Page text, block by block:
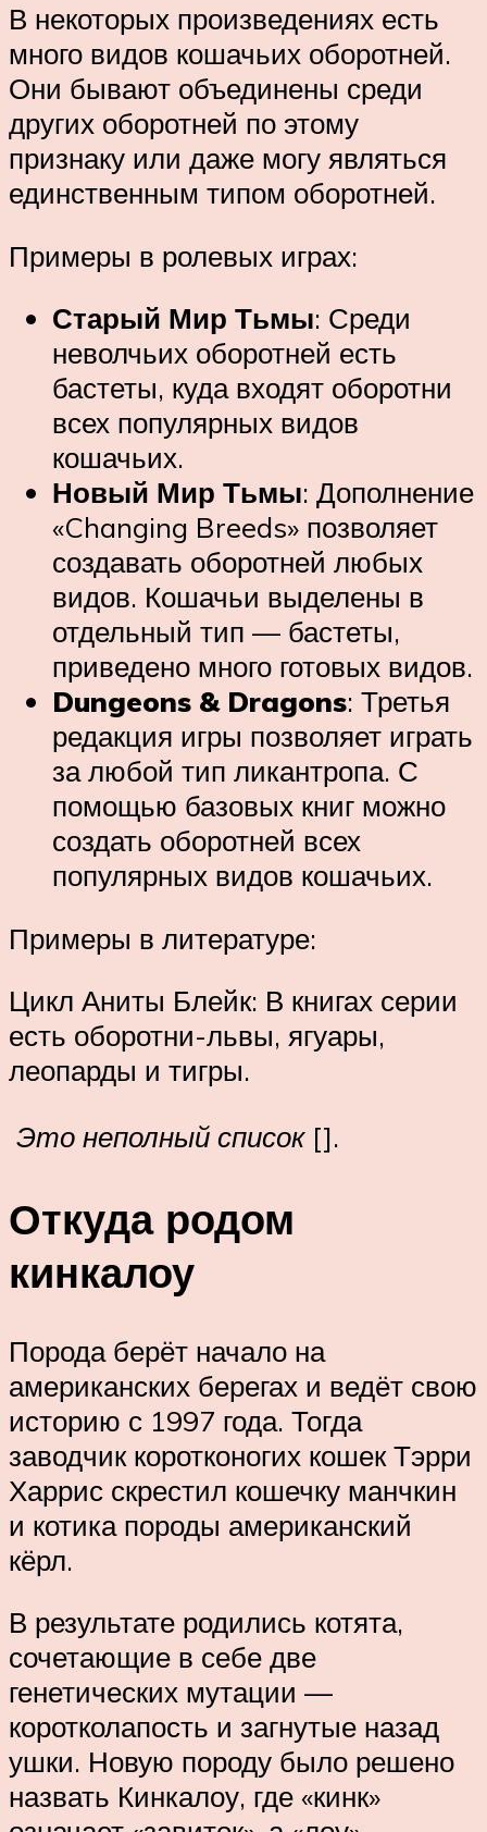
В некоторых произведениях есть
много видов кошачьих оборотней.
Они бывают объединены среди
других оборотней по этому
признаку или даже могу являться
единственным типом оборотней.
Примеры в ролевых играх:
Старый Мир Тьмы: Среди
неволчьих оборотней есть
бастеты, куда входят оборотни
всех популярных видов
кошачьих.
Новый Мир Тьмы: Дополнение
«Changing Breeds» позволяет
создавать оборотней любых
видов. Кошачьи выделены в
отдельный тип — бастеты,
приведено много готовых видов.
Dungeons & Dragons: Третья
редакция игры позволяет играть
за любой тип ликантропа. С
помощью базовых книг можно
создать оборотней всех
популярных видов кошачьих.
Примеры в литературе:
Цикл Аниты Блейк: В книгах серии
есть оборотни-львы, ягуары,
леопарды и тигры.
Это неполный список[].
Откуда родом
кинкалоу
Порода берёт начало на
американских берегах и ведёт свою
историю с 1997 года. Тогда
заводчик коротконогих кошек Тэрри
Харрис скрестил кошечку манчкин
и котика породы американский
кёрл.
В результате родились котята,
сочетающие в себе две
генетических мутации —
коротколапость и загнутые назад
ушки. Новую породу было решено
назвать Кинкалоу, где «кинк»